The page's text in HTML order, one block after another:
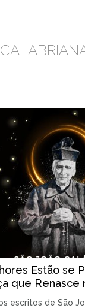
Estão se
que Renasce
escritos de São